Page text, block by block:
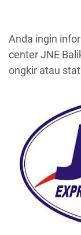
Anda ingin
center JNE
ongkir atau